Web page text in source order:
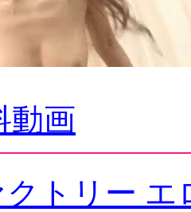
動画
トリー